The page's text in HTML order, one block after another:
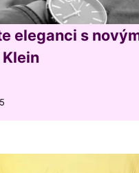
eleganci s